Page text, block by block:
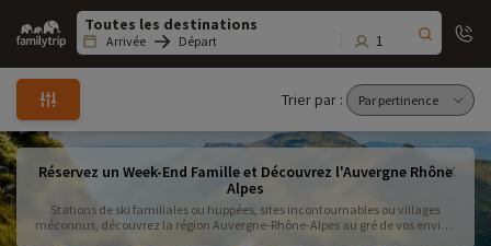
Family
trip
Arrivée Départ 1
Trier par :
Réservez un Week-End Famille et Découvrez l'Auvergne Rhône
Alpes
Stations de ski familiales ou huppées, sites incontournables ou villages
méconnus, découvrez la région Auvergne-Rhône-Alpes au gré de vos envies.